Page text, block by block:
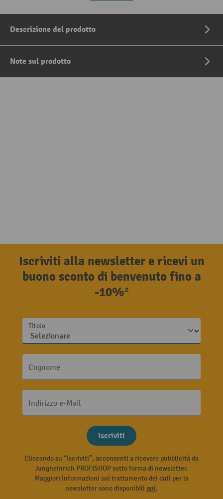
Descrizione del prodotto
Note sul prodotto
Iscriviti alla newsletter e ricevi un
buono sconto di benvenuto fino a
-10%²
Titolo
Cognome
Indirizzo e-Mail
Iscriviti
Cliccando su “Iscriviti”, acconsenti a ricevere pubblicità da
Jungheinrich PROFISHOP sotto forma di newsletter.
Maggiori informazioni sul trattamento dei dati per la
newsletter sono disponibili qui.